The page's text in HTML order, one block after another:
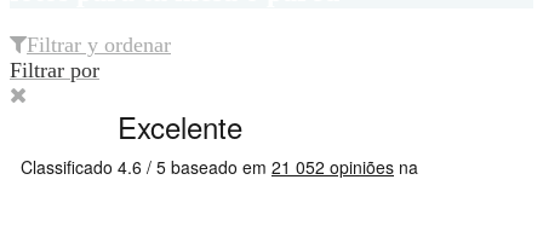
Filtrar y ordenar
Filtrar por